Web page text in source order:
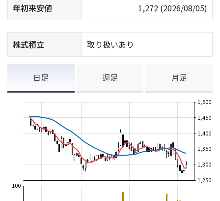
年初来安値 1,272 (2026/08/05)
株式積立 取り扱いあり
日足 週足 月足
1,250
1,300
1,350
1,400
1,450
1,500
100